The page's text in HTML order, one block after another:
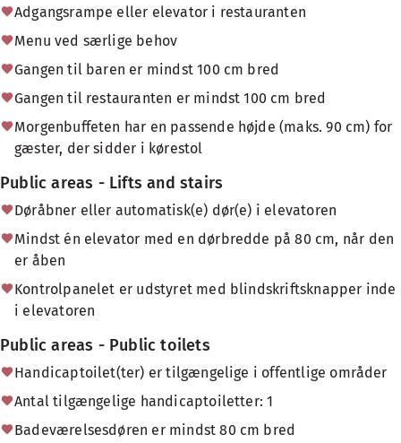
Adgangsrampe eller elevator i restauranten
Menu ved særlige behov
Gangen til baren er mindst 100 cm bred
Gangen til restauranten er mindst 100 cm bred
Morgenbuffeten har en passende højde (maks. 90 cm) for
gæster, der sidder i kørestol
Public areas - Lifts and stairs
Døråbner eller automatisk(e) dør(e) i elevatoren
Mindst én elevator med en dørbredde på 80 cm, når den
er åben
Kontrolpanelet er udstyret med blindskriftsknapper inde
i elevatoren
Public areas - Public toilets
Handicaptoilet(ter) er tilgængelige i offentlige områder
Antal tilgængelige handicaptoiletter: 1
Badeværelsesdøren er mindst 80 cm bred